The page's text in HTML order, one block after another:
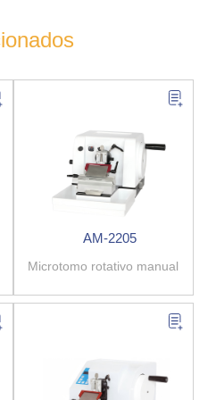
AM-2205
Microtomo rotativo manual